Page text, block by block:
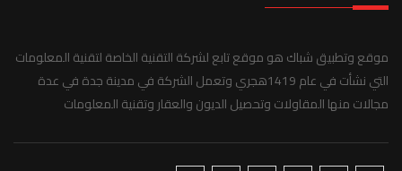
موقع وتطبيق شباك هو موقع تابع لشركة التقنية الخاصة لتقنية المعلومات
التي نشأت في عام 1419هجري وتعمل الشركة في مدينة جدة في عدة
مجالات منها المقاولات وتحصيل الديون والعقار وتقنية المعلومات